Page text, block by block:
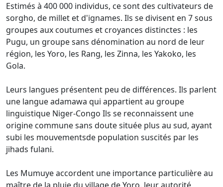
Estimés à 400 000 individus, ce sont des cultivateurs de
sorgho, de millet et d'ignames. Ils se divisent en 7 sous
groupes aux coutumes et croyances distinctes : les
Pugu, un groupe sans dénomination au nord de leur
région, les Yoro, les Rang, les Zinna, les Yakoko, les
Gola.
Leurs langues présentent peu de différences. Ils parlent
une langue adamawa qui appartient au groupe
linguistique Niger-Congo Ils se reconnaissent une
origine commune sans doute située plus au sud, ayant
subi les mouvementsde population suscités par les
jihads fulani.
Les Mumuye accordent une importance particulière au